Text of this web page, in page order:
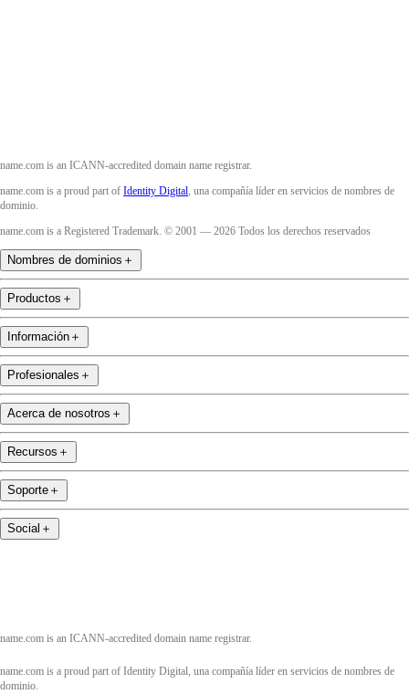
name.com is an ICANN-accredited domain name registrar.
name.com is a proud part of Identity Digital, una compañía líder en servicios de nombres de
dominio.
name.com is a Registered Trademark. © 2001 — 2026 Todos los derechos reservados
Nombres de dominios ＋
Productos ＋
Información ＋
Profesionales ＋
Acerca de nosotros ＋
Recursos ＋
Soporte ＋
Social ＋
name.com is an ICANN-accredited domain name registrar.
name.com is a proud part of Identity Digital, una compañía líder en servicios de nombres de
dominio.